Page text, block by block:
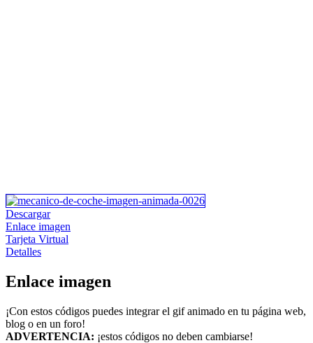
Descargar
Enlace imagen
Tarjeta Virtual
Detalles
Enlace imagen
¡Con estos códigos puedes integrar el gif animado en tu página web,
blog o en un foro!
ADVERTENCIA: ¡estos códigos no deben cambiarse!